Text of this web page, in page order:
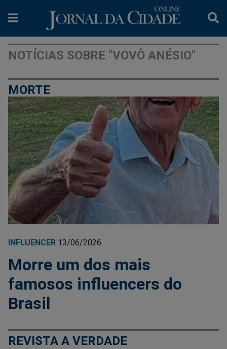
NOTÍCIAS SOBRE "VOVÔ ANÉSIO"
MORTE
INFLUENCER 13/06/2026
Morre um dos mais
famosos influencers do
Brasil
REVISTA A VERDADE